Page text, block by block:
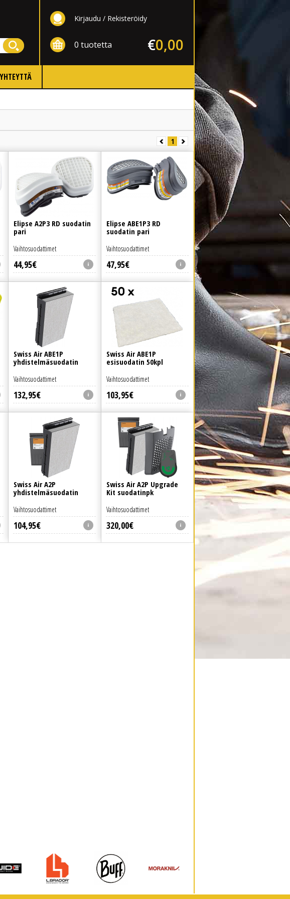
Kirjaudu Rekisteröidy
0 tuotetta 0,00
€
1
Elipse A2P3 RD suodatin
pari
44,95€
Vaihtosuodattimet
Elipse ABE1P3 RD
suodatin pari
47,95€
Vaihtosuodattimet
Swiss Air ABE1P
yhdistelmäsuodatin
132,95€
Vaihtosuodattimet
Swiss Air ABE1P
esisuodatin 50kpl
103,95€
Vaihtosuodattimet
Swiss Air A2P
yhdistelmäsuodatin
104,95€
Vaihtosuodattimet
Swiss Air A2P Upgrade
Kit suodatinpk
320,00€
Vaihtosuodattimet